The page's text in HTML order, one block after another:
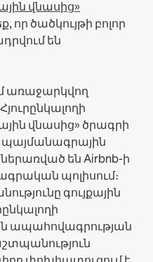
վնասից»
որ ծածկույթի բոլոր
են
առաջարկվող
վնասից» ծրագրի
պայմանագրային
են Airbnb-ի
պոլիսում։
գույքային